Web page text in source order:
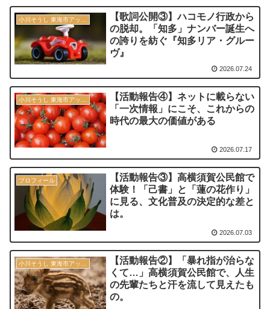
小川そうし 東海市アップデート宣言 2030
【歌詞公開③】ハコモノ行政から
の脱却。「知多」ナンバー誕生へ
の誇りを紡ぐ『知多リア・グルー
ヴ』
2026.07.24
小川そうし 東海市アップデート宣言 2030
【活動報告④】ネットに載らない
「一次情報」にこそ、これからの
時代の最大の価値がある
2026.07.17
プロフィール
【活動報告③】高横須賀公民館で
体験！「己書」と「蓮の花作り」
に見る、文化普及の決定的な差と
は。
2026.07.03
小川そうし 東海市アップデート宣言 2030
【活動報告②】「暴れ指が治らな
くて…」高横須賀公民館で、人生
の先輩たちと汗を流して見えたも
の。